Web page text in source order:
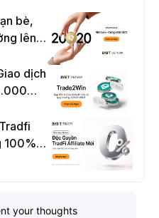
bè,
lên
dịch
&
your thoughts